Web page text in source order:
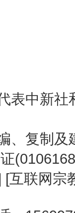
表中新
、复制
[互联网宗